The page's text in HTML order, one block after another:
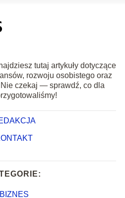
tutaj artykuły dotyczące
rozwoju osobistego oraz
czekaj — sprawdź, co dla
BIZNES